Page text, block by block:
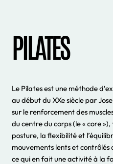
PILATES
Le Pilates est une méthode
au début du XXe siècle par
sur le renforcement des
du centre du corps (le « core
posture, la flexibilité et
mouvements lents et contrôlés
ce qui en fait une activité à la